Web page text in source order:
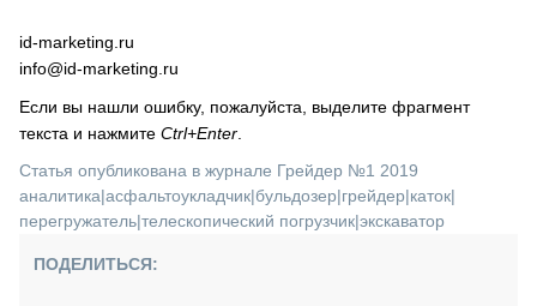
id-marketing.ru
info@id-marketing.ru
Если вы нашли ошибку, пожалуйста, выделите фрагмент
текста и нажмите Ctrl+Enter
Статья опубликована в журнале Грейдер №1 2019
аналитика|асфальтоукладчик|бульдозер|грейдер|каток|
перегружатель|телескопический погрузчик|экскаватор
ПОДЕЛИТЬСЯ: